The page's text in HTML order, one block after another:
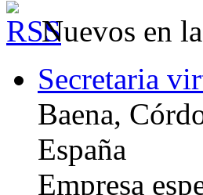
Nuevos en
Secretaria
Baena,
España
Empresa